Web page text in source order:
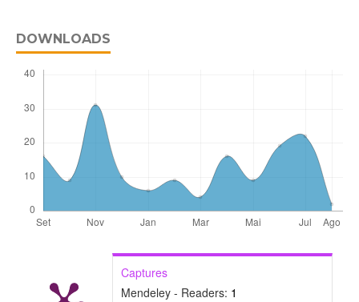
DOWNLOADS
Captures
Mendeley - Readers: 1